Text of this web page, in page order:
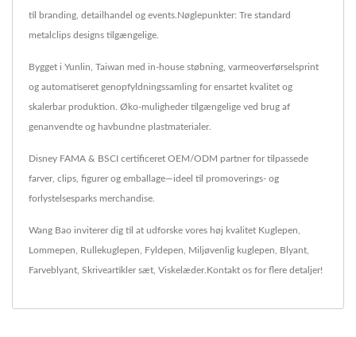
til branding, detailhandel og events.Nøglepunkter: Tre standard
metalclips designs tilgængelige.
Bygget i Yunlin, Taiwan med in-house støbning, varmeoverførselsprint
og automatiseret genopfyldningssamling for ensartet kvalitet og
skalerbar produktion. Øko-muligheder tilgængelige ved brug af
genanvendte og havbundne plastmaterialer.
Disney FAMA & BSCI certificeret OEM/ODM partner for tilpassede
farver, clips, figurer og emballage—ideel til promoverings- og
forlystelsesparks merchandise.
Wang Bao inviterer dig til at udforske vores høj kvalitet Kuglepen,
Lommepen, Rullekuglepen, Fyldepen, Miljøvenlig kuglepen, Blyant,
Farveblyant, Skriveartikler sæt, Viskelæder. Kontakt os for flere detaljer!